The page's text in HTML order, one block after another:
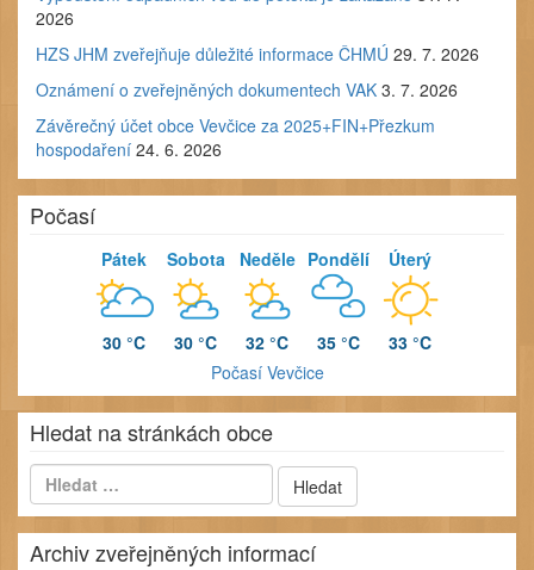
2026
HZS JHM zveřejňuje důležité informace ČHMÚ 29. 7. 2026
Oznámení o zveřejněných dokumentech VAK 3. 7. 2026
Závěrečný účet obce Vevčice za 2025+FIN+Přezkum
hospodaření 24. 6. 2026
Počasí
Pátek
30 °C
Sobota
30 °C
Neděle
32 °C
Pondělí
35 °C
Úterý
33 °C
Počasí Vevčice
Hledat na stránkách obce
Archiv zveřejněných informací